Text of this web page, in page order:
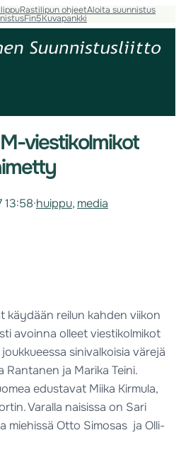
Rastilipun ohjeetAloita suunnistus
Fin5Kuvapankki
viestikolmikot
13:58·huippu, media
käydään reilun kahden viikon
avoinna olleet viestikolmikot
sinivalkoisia värejä
Rantanen ja Marika Teini.
edustavat Miika Kirmula,
Varalla naisissa on Sari
miehissä Otto Simosas ja Olli-